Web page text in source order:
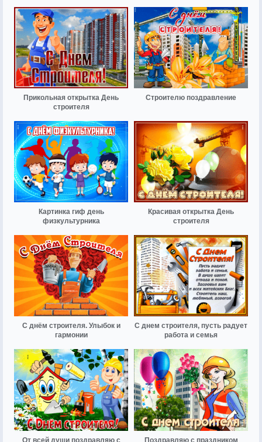
Прикольная открытка День
строителя
Строителю поздравление
Картинка гиф день
физкультурника
Красивая открытка День
строителя
С днём строителя. Улыбок и
гармонии
С днем строителя, пусть радует
работа и семья
От всей души поздравляю с Поздравляю с праздником